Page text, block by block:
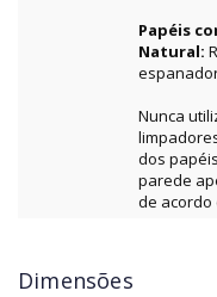
Papéis
Natural:
Nunca
dos
parede
de acordo
Dimensões